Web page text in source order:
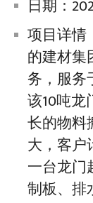
日期：
项目详情
的建材集
务，服务
该10吨
长的物料
大，客户
一台龙门
制板、排